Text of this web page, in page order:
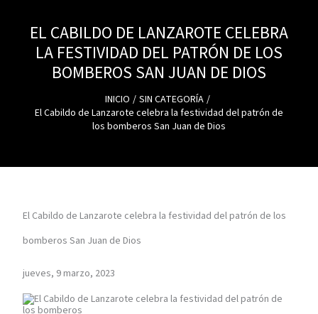
EL CABILDO DE LANZAROTE CELEBRA
LA FESTIVIDAD DEL PATRÓN DE LOS
BOMBEROS SAN JUAN DE DIOS
INICIO
SIN CATEGORÍA
El Cabildo de Lanzarote celebra la festividad del patrón de
los bomberos San Juan de Dios
El Cabildo de Lanzarote celebra la festividad del patrón de los
bomberos San Juan de Dios
jueves, 9 marzo, 2023